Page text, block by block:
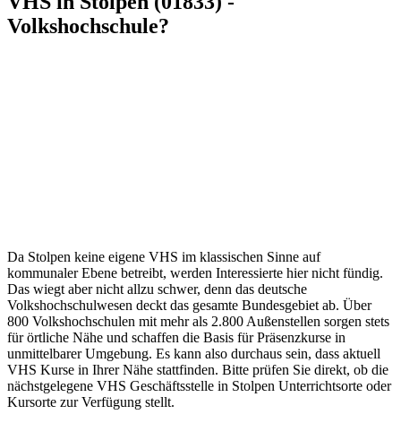
Volkshochschule?
Da Stolpen keine eigene VHS im klassischen Sinne auf
kommunaler Ebene betreibt, werden Interessierte hier nicht fündig.
Das wiegt aber nicht allzu schwer, denn das deutsche
Volkshochschulwesen deckt das gesamte Bundesgebiet ab. Über
800 Volkshochschulen mit mehr als 2.800 Außenstellen sorgen stets
für örtliche Nähe und schaffen die Basis für Präsenzkurse in
unmittelbarer Umgebung. Es kann also durchaus sein, dass aktuell
VHS Kurse in Ihrer Nähe stattfinden. Bitte prüfen Sie direkt, ob die
nächstgelegene VHS Geschäftsstelle in Stolpen Unterrichtsorte oder
Kursorte zur Verfügung stellt.